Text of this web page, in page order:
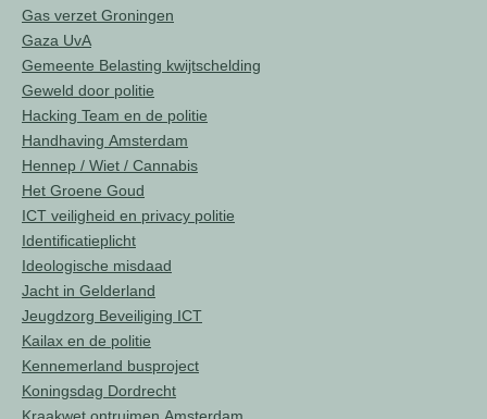
Gas verzet Groningen
Gaza UvA
Gemeente Belasting kwijtschelding
Geweld door politie
Hacking Team en de politie
Handhaving Amsterdam
Hennep / Wiet / Cannabis
Het Groene Goud
ICT veiligheid en privacy politie
Identificatieplicht
Ideologische misdaad
Jacht in Gelderland
Jeugdzorg Beveiliging ICT
Kailax en de politie
Kennemerland busproject
Koningsdag Dordrecht